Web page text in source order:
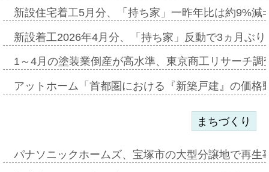
新設住宅着工5月分、「持ち家」一昨年比は約9%
新設着工2026年4月分、「持ち家」反動で3ヵ月ぶ
1～4月の塗装業倒産が高水準、東京商工リサーチ
アットホーム「首都圏における『新築戸建』の価
まちづくり
パナソニックホームズ、宝塚市の大型分譲地で再